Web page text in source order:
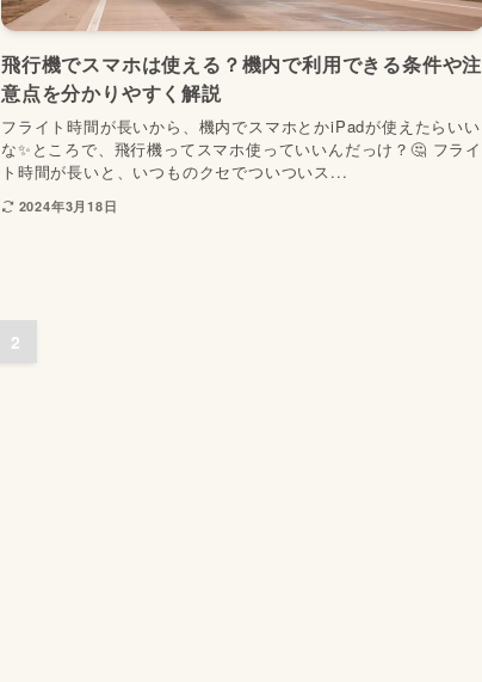
飛行機でスマホは使える？機内で利用できる条件や注
意点を分かりやすく解説
フライト時間が長いから、機内でスマホとかiPadが使えたらいい
な✨ところで、飛行機ってスマホ使っていいんだっけ？🤔 フライ
ト時間が長いと、いつものクセでついついス...
2024年3月18日
2